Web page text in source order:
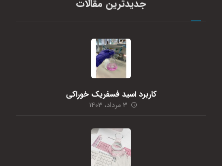
جدیدترین مقالات
کاربرد اسید فسفریک خوراکی
۳ مرداد، ۱۴۰۳